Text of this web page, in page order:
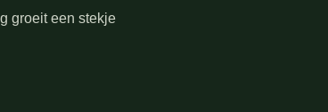
groeit een stekje